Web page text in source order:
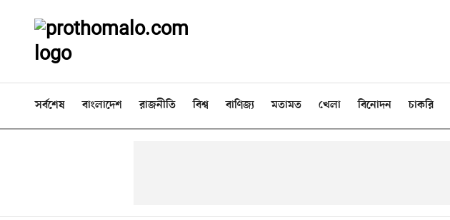
সর্বশেষ বাংলাদেশ রাজনীতি বিশ্ব বাণিজ্য মতামত খেলা বিনোদন চাকরি